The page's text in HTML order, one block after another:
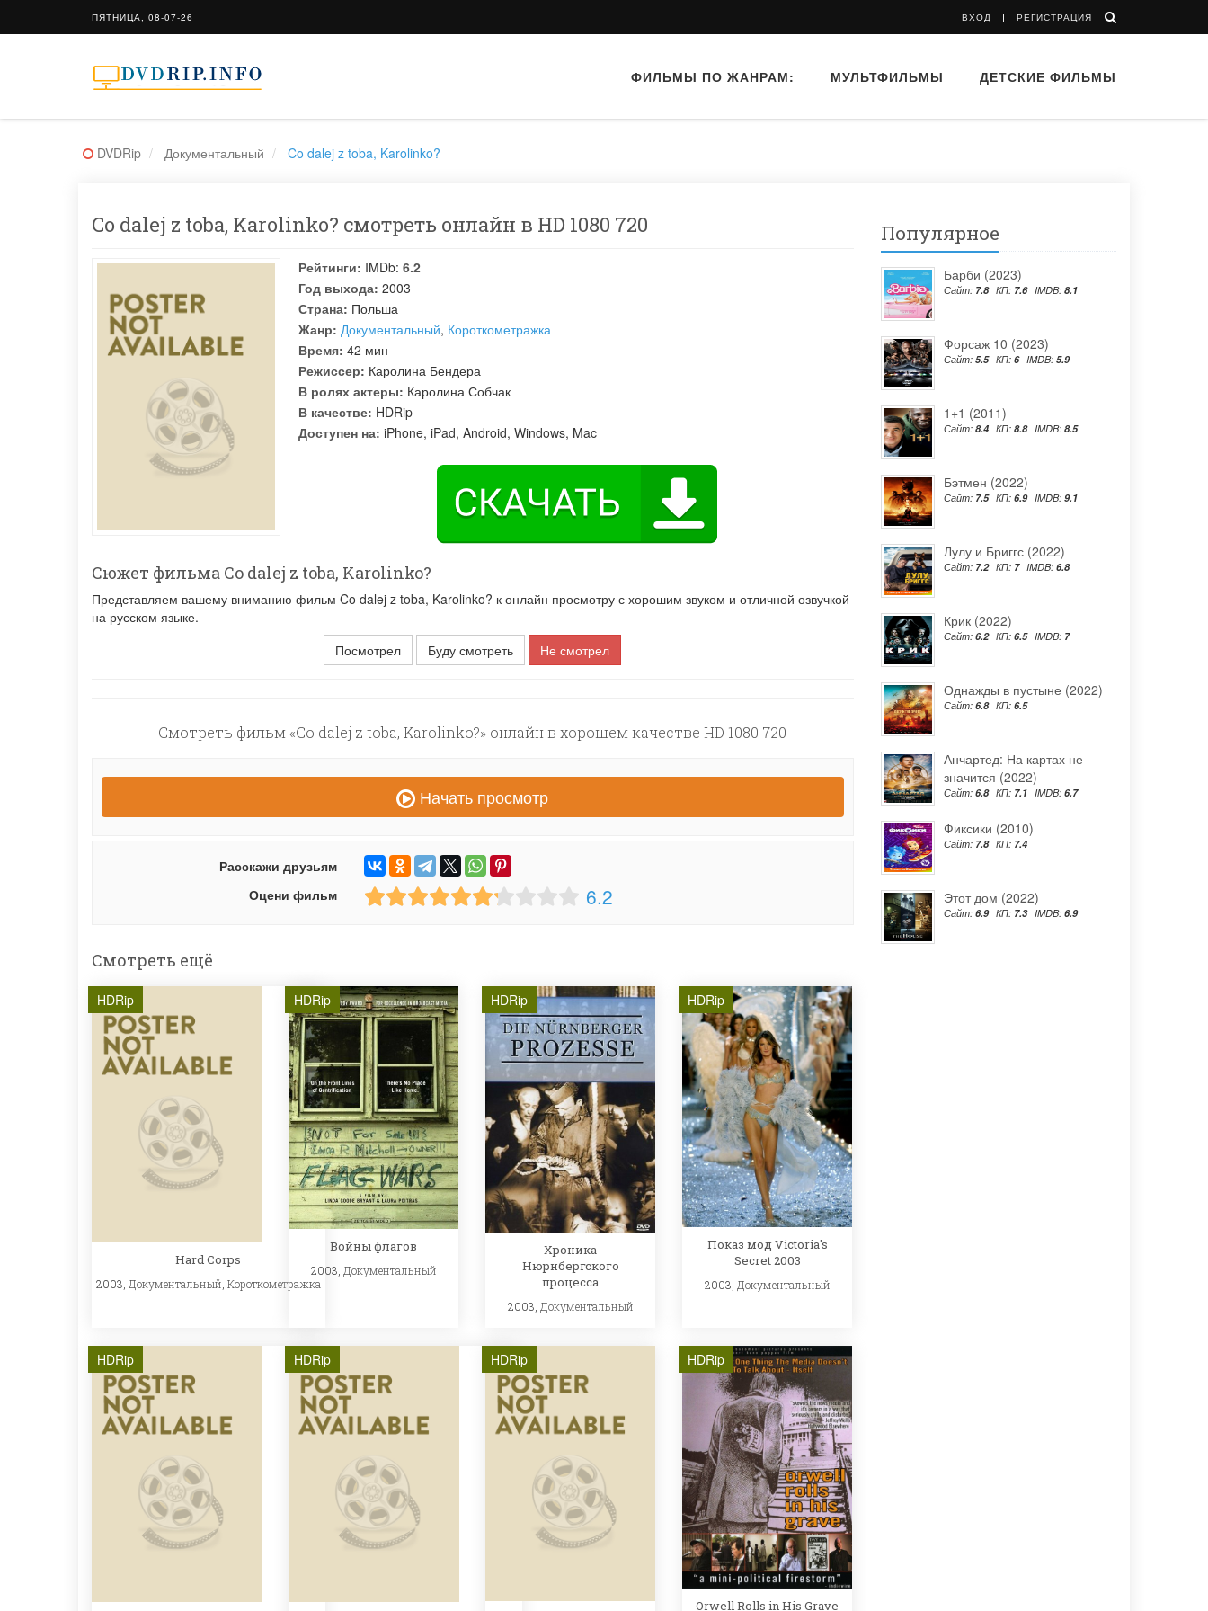
ПЯТНИЦА, 08-07-26 ВХОД РЕГИСТРАЦИЯ
ФИЛЬМЫ ПО ЖАНРАМ: МУЛЬТФИЛЬМЫ ДЕТСКИЕ ФИЛЬМЫ
DVDRip Документальный Co dalej z toba, Karolinko?
Co dalej z toba, Karolinko? смотреть онлайн в HD 1080 720
Рейтинги: IMDb: 6.2
Год выхода: 2003
Страна: Польша
Жанр: Документальный, Короткометражка
Время: 42 мин
Режиссер: Каролина Бендера
В ролях актеры: Каролина Собчак
В качестве: HDRip
Доступен на: iPhone, iPad, Android, Windows, Mac
Сюжет фильма Co dalej z toba, Karolinko?
Представляем вашему вниманию фильм Co dalej z toba, Karolinko? к онлайн просмотру с хорошим звуком и отличной озвучкой
на русском языке.
Посмотрел
Буду смотреть Не смотрел
Смотреть фильм «Co dalej z toba, Karolinko?» онлайн в хорошем качестве HD 1080 720
Начать просмотр
Расскажи друзьям
Оцени фильм
6.2
Смотреть ещё
HDRip
Hard Corps
2003, Документальный Короткометражка
HDRip
Войны флагов
2003, Документальный
HDRip
Хроника
Нюрнбергского
процесса
2003, Документальный
HDRip
Показ мод Victoria's
Secret 2003
2003, Документальный
HDRip HDRip HDRip HDRip
Orwell Rolls in His Grave
Популярное
Барби (2023)
Сайт: 7.8 КП: 7.6 IMDB: 8.1
Форсаж 10 (2023)
Сайт: 5.5 КП: 6 IMDB: 5.9
1+1 (2011)
Сайт: 8.4 КП: 8.8 IMDB: 8.5
Бэтмен (2022)
Сайт: 7.5 КП: 6.9 IMDB: 9.1
Лулу и Бриггс (2022)
Сайт: 7.2 КП: 7 IMDB: 6.8
Крик (2022)
Сайт: 6.2 КП: 6.5 IMDB: 7
Однажды в пустыне (2022)
Сайт: 6.8 КП: 6.5
Анчартед: На картах не
значится (2022)
Сайт: 6.8 КП: 7.1 IMDB: 6.7
Фиксики (2010)
Сайт: 7.8 КП: 7.4
Этот дом (2022)
Сайт: 6.9 КП: 7.3 IMDB: 6.9